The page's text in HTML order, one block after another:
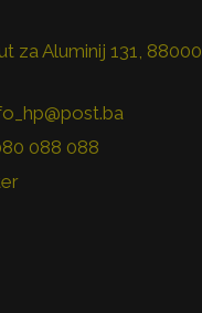
za Aluminij 131, 88000
088 088